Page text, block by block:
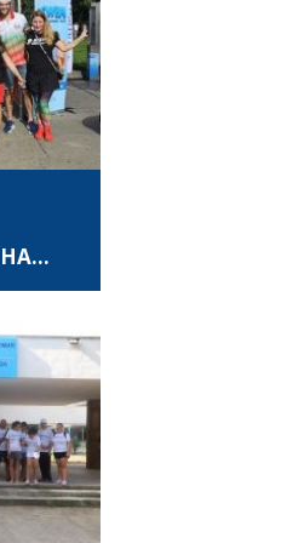
имаше
за
2023,
имаха
големия
г.
на